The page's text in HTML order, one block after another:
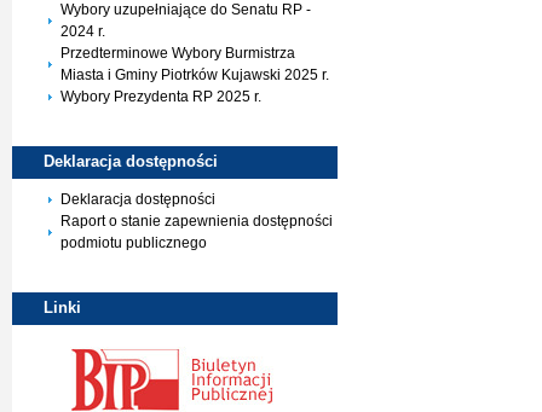
Wybory uzupełniające do Senatu RP -
2024 r.
Przedterminowe Wybory Burmistrza
Miasta i Gminy Piotrków Kujawski 2025 r.
Wybory Prezydenta RP 2025 r.
Deklaracja dostępności
Deklaracja dostępności
Raport o stanie zapewnienia dostępności
podmiotu publicznego
Linki